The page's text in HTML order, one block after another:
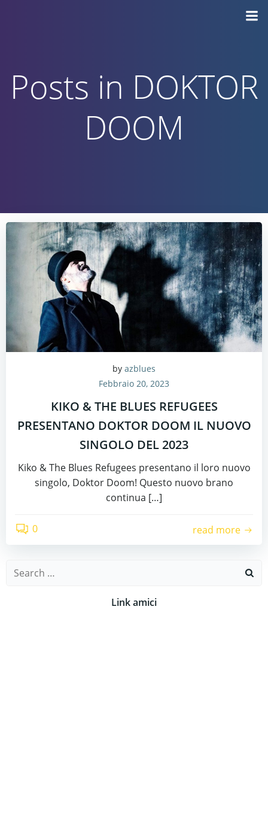
Posts in DOKTOR
DOOM
by azblues
Febbraio 20, 2023
KIKO & THE BLUES REFUGEES
PRESENTANO DOKTOR DOOM IL NUOVO
SINGOLO DEL 2023
Kiko & The Blues Refugees presentano il loro nuovo
singolo, Doktor Doom! Questo nuovo brano
continua […]
0 read more
Search
Link amici